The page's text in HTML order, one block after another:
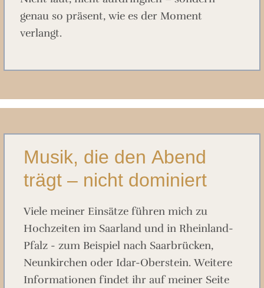
genau so präsent, wie es der Moment
verlangt.
Musik, die den Abend
trägt – nicht dominiert
Viele meiner Einsätze führen mich zu
Hochzeiten im Saarland und in Rheinland-
Pfalz - zum Beispiel nach Saarbrücken,
Neunkirchen oder Idar-Oberstein. Weitere
Informationen findet ihr auf meiner Seite